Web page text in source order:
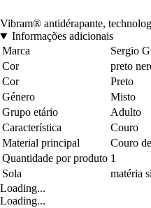
Vibram® antidérapante,
Informações adicionais
Marca
Sergio
Cor
preto
Cor
Preto
Género
Misto
Grupo etário
Adulto
Característica
Couro
Material principal
Couro
Quantidade por produto 1
Sola
matéria
Loading...
Loading...